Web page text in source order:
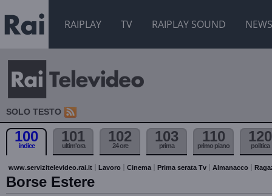
RAIPLAY TV RAIPLAY SOUND NEWS
SOLO TESTO
100
indice
101
ultim'ora
102
24 ore
103
prima
110
primo piano
120
politica
www.servizitelevideo.rai.it Lavoro Cinema Prima serata Tv Almanacco
Borse Estere